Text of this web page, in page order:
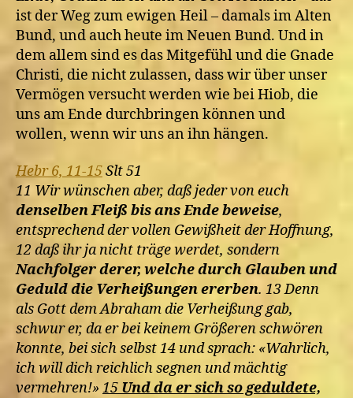
ist der Weg zum ewigen Heil – damals im Alten
Bund, und auch heute im Neuen Bund. Und in
dem allem sind es das Mitgefühl und die Gnade
Christi, die nicht zulassen, dass wir über unser
Vermögen versucht werden wie bei Hiob, die
uns am Ende durchbringen können und
wollen, wenn wir uns an ihn hängen.
Hebr 6, 11-15Slt 51
11 Wir wünschen aber, daß jeder von euch
denselben Fleiß bis ans Ende beweise,
entsprechend der vollen Gewißheit der Hoffnung,
12 daß ihr ja nicht träge werdet, sondern
Nachfolger derer, welche durch Glauben und
Geduld die Verheißungen ererben. 13 Denn
als Gott dem Abraham die Verheißung gab,
schwur er, da er bei keinem Größeren schwören
konnte, bei sich selbst 14 und sprach: «Wahrlich,
ich will dich reichlich segnen und mächtig
vermehren!» 15 Und da er sich so geduldete,